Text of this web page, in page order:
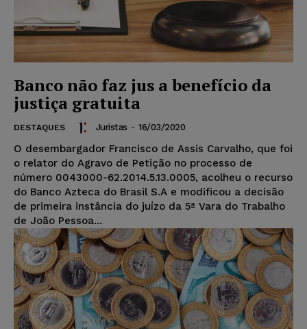
Banco não faz jus a benefício da
justiça gratuita
DESTAQUES Juristas - 16/03/2020
O desembargador Francisco de Assis Carvalho, que foi
o relator do Agravo de Petição no processo de
número 0043000-62.2014.5.13.0005, acolheu o recurso
do Banco Azteca do Brasil S.A e modificou a decisão
de primeira instância do juízo da 5ª Vara do Trabalho
de João Pessoa...